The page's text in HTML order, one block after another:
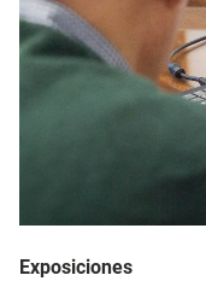
Exposiciones